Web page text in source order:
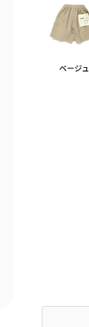
ベージュ